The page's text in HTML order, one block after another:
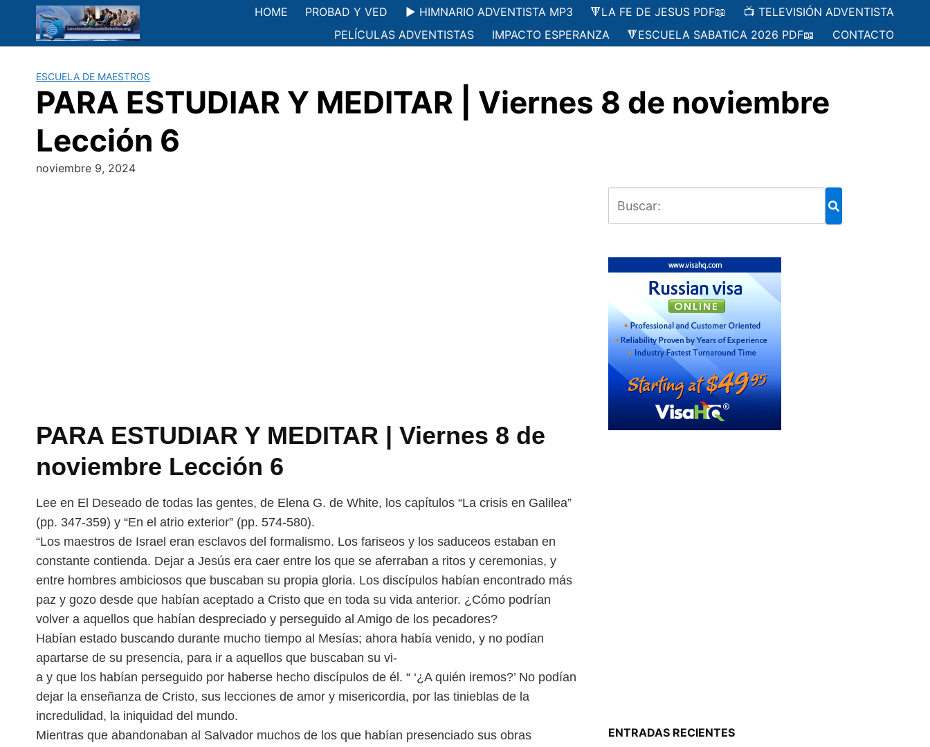
contenido
HOME PROBAD Y VED ▶️ HIMNARIO ADVENTISTA MP3 🔻LA FE DE JESUS PDF📖
📺 TELEVISIÓN ADVENTISTA
PELÍCULAS ADVENTISTAS
IMPACTO ESPERANZA 🔻ESCUELA SABATICA 2026 PDF📖 CONTACTO
ESCUELA DE MAESTROS
PARA ESTUDIAR Y MEDITAR | Viernes 8 de noviembre
Lección 6
noviembre 9, 2024
PARA ESTUDIAR Y MEDITAR | Viernes 8 de
noviembre Lección 6
Lee en El Deseado de todas las gentes, de Elena G. de White, los capítulos “La crisis en Galilea”
(pp. 347-359) y “En el atrio exterior” (pp. 574-580).
“Los maestros de Israel eran esclavos del formalismo. Los fariseos y los saduceos estaban en
constante contienda. Dejar a Jesús era caer entre los que se aferraban a ritos y ceremonias, y
entre hombres ambiciosos que buscaban su propia gloria. Los discípulos habían encontrado más
paz y gozo desde que habían aceptado a Cristo que en toda su vida anterior. ¿Cómo podrían
volver a aquellos que habían despreciado y perseguido al Amigo de los pecadores?
Habían estado buscando durante mucho tiempo al Mesías; ahora había venido, y no podían
apartarse de su presencia, para ir a aquellos que buscaban su vi-
a y que los habían perseguido por haberse hecho discípulos de él. “ ‘¿A quién iremos?’ No podían
dejar la enseñanza de Cristo, sus lecciones de amor y misericordia, por las tinieblas de la
incredulidad, la iniquidad del mundo.
Mientras que abandonaban al Salvador muchos de los que habían presenciado sus obras
ENTRADAS RECIENTES